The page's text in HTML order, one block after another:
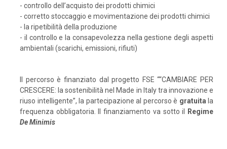
- controllo dell’acquisto dei prodotti chimici
- corretto stoccaggio e movimentazione dei prodotti chimici
- la ripetibilità della produzione
- il controllo e la consapevolezza nella gestione degli aspetti
ambientali (scarichi, emissioni, rifiuti)
Il percorso è finanziato dal progetto FSE ““CAMBIARE PER
CRESCERE: la sostenibilità nel Made in Italy tra innovazione e
riuso intelligente”, la partecipazione al percorso è gratuita la
frequenza obbligatoria. Il finanziamento va sotto il
Regime
DeMinimis